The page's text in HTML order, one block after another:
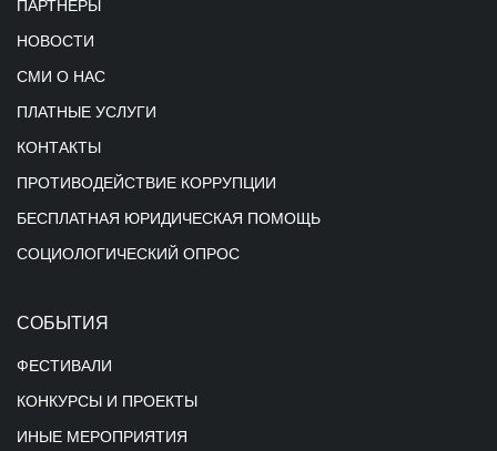
ПАРТНЕРЫ
НОВОСТИ
СМИ О НАС
ПЛАТНЫЕ УСЛУГИ
КОНТАКТЫ
ПРОТИВОДЕЙСТВИЕ КОРРУПЦИИ
БЕСПЛАТНАЯ ЮРИДИЧЕСКАЯ ПОМОЩЬ
СОЦИОЛОГИЧЕСКИЙ ОПРОС
СОБЫТИЯ
ФЕСТИВАЛИ
КОНКУРСЫ И ПРОЕКТЫ
ИНЫЕ МЕРОПРИЯТИЯ